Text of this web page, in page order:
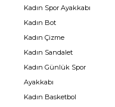
Kadın Spor Ayakkabı
Kadın Bot
Kadın Çizme
Kadın Sandalet
Kadın Günlük Spor
Ayakkabı
Kadın Basketbol